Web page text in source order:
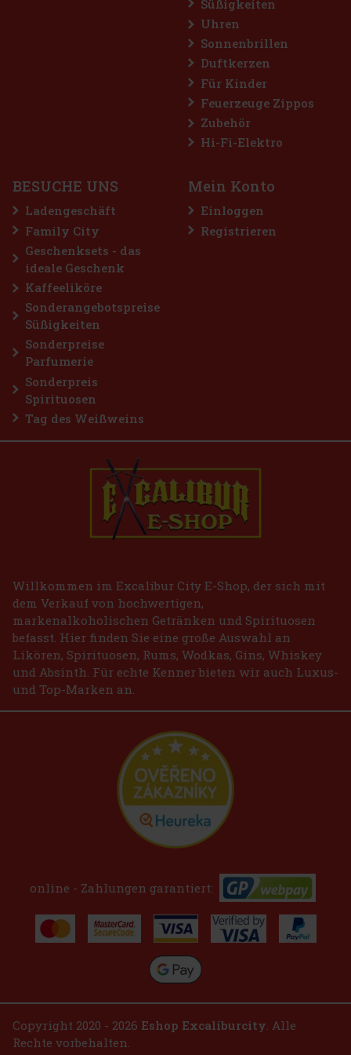
Horvath's Schoko-Kirschen-Cream Likör 15% 0,7 l
Horvath's Schoko-Kirschen-Cream Likör ist ein zarter Cremelikör,
der köstliche Schokolade mit den fruchtigen Noten von Kirschen
verbindet. Das Ergebnis ist ein süßes, weiches und angenehm
Süßigkeiten
Uhren
Sonnenbrillen
Duftkerzen
Für Kinder
Feuerzeuge Zippos
Zubehör
Hi-Fi-Elektro
BESUCHE UNS
Ladengeschäft
Family City
Geschenksets - das
ideale Geschenk
Kaffeeliköre
Sonderangebotspreise
Süßigkeiten
Sonderpreise
Parfumerie
Sonderpreis
Spirituosen
Tag des Weißweins
Mein Konto
Einloggen
Registrieren
Willkommen im Excalibur City E-Shop, der sich mit
dem Verkauf von hochwertigen,
markenalkoholischen Getränken und Spirituosen
befasst. Hier finden Sie eine große Auswahl an
Likören, Spirituosen, Rums, Wodkas, Gins, Whiskey
und Absinth. Für echte Kenner bieten wir auch Luxus-
und Top-Marken an.
online - Zahlungen garantiert:
Copyright 2020 - 2026 Eshop Excaliburcity. Alle
Rechte vorbehalten.